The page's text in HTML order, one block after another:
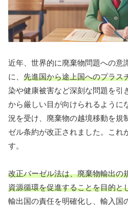
近年、世界的に廃棄物問題への意
に、 先進国から途上国へのプラス
染や健康被害など深刻な問題を引
から厳しい目が向けられるように
況を受け、廃棄物の越境移動を規
ゼル条約が改正されました。これ
す。
改正バーゼル法は、廃棄物輸出の
資源循環を促進することを目的と
輸出国の責任を明確化し、輸入国